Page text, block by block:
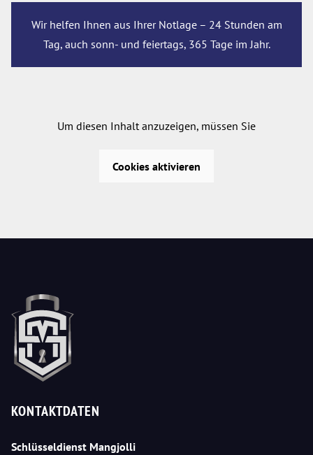
Wir helfen Ihnen aus Ihrer Notlage – 24 Stunden am
Tag, auch sonn- und feiertags, 365 Tage im Jahr.
Um diesen Inhalt anzuzeigen, müssen Sie
Cookies aktivieren
KONTAKTDATEN
Schlüsseldienst Mangjolli